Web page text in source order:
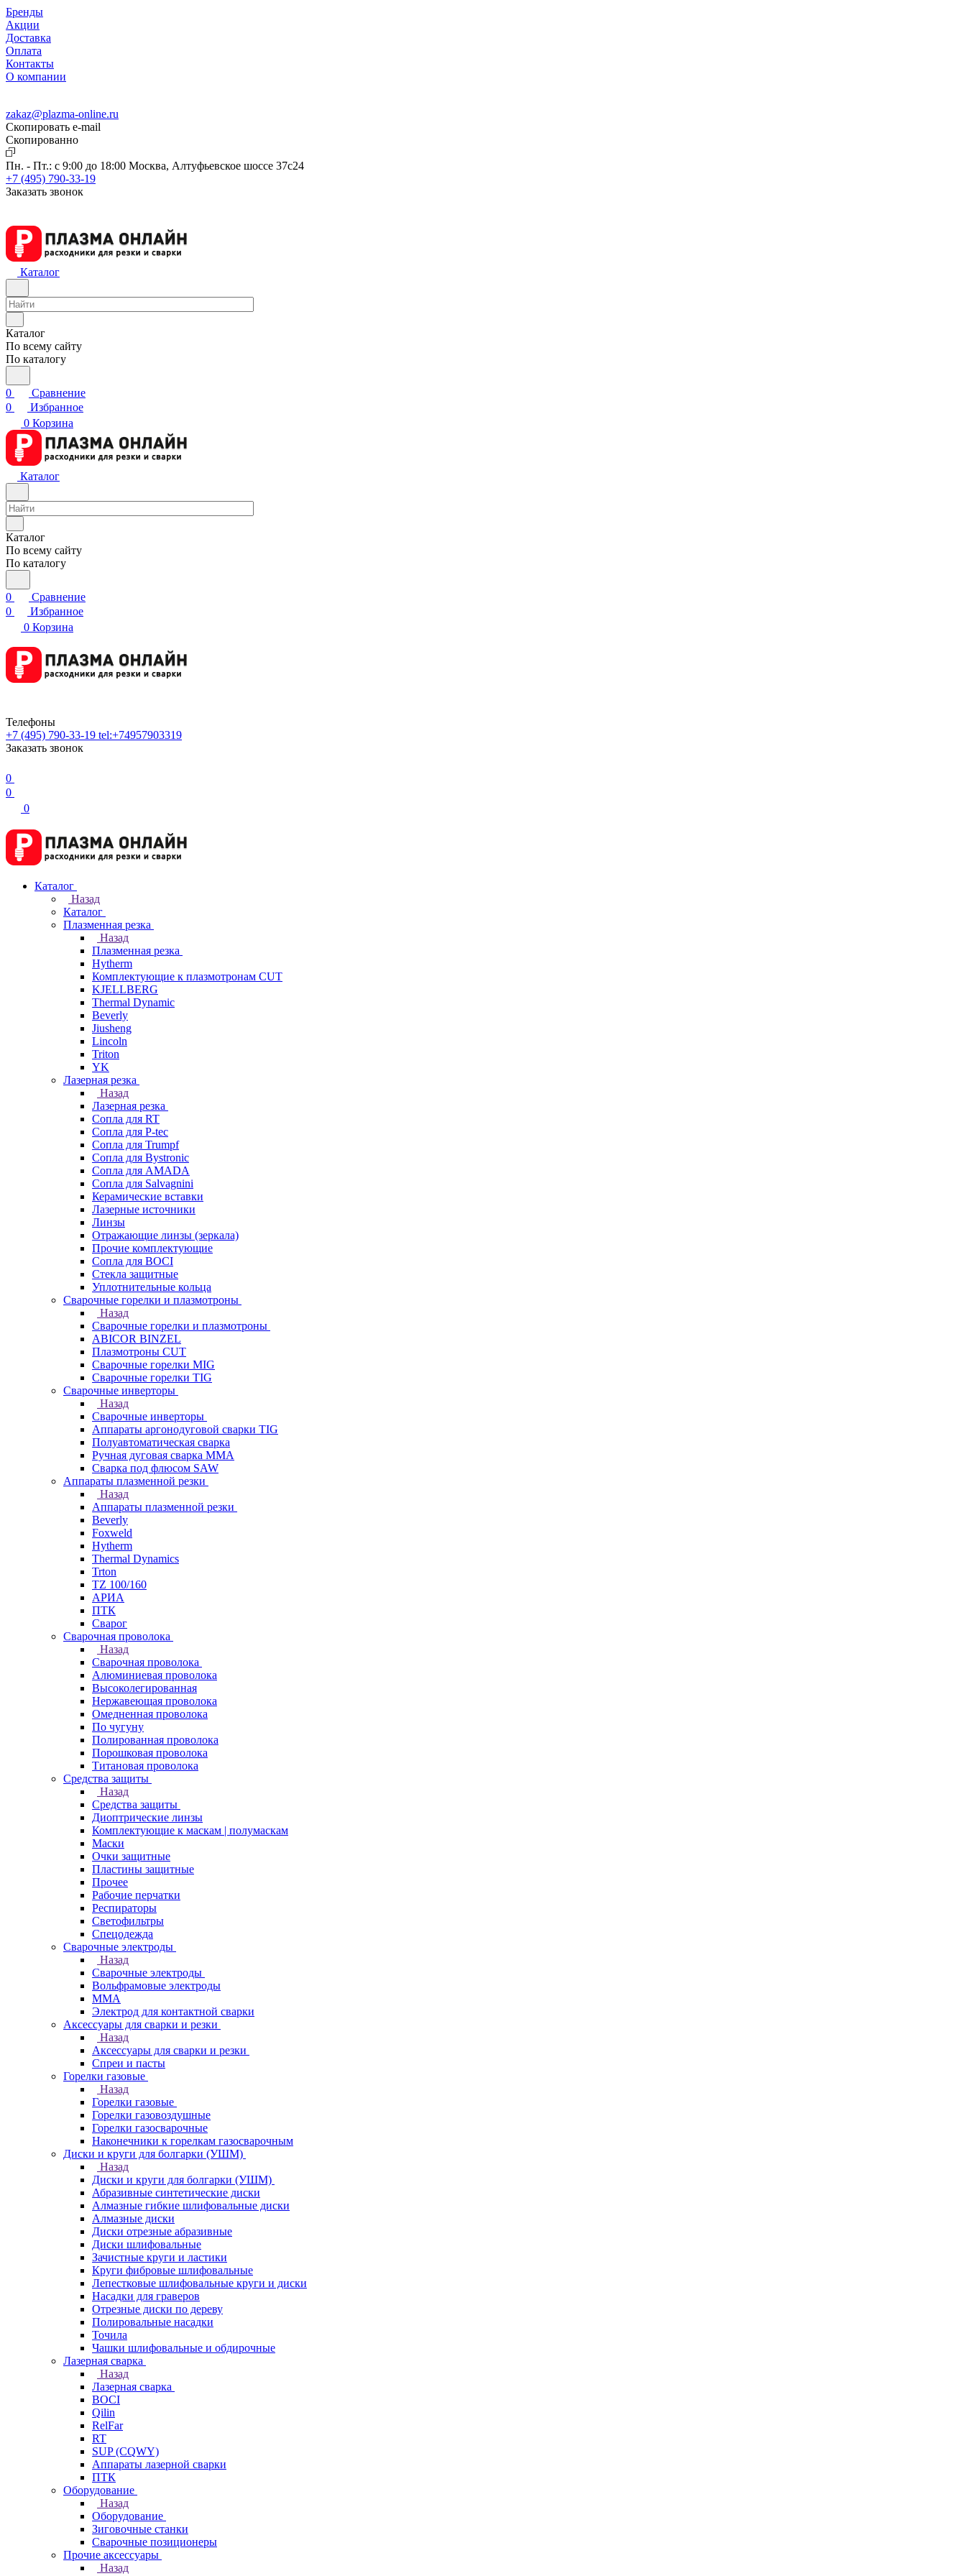
Бренды
Акции
Доставка
Оплата
Контакты
О компании
zakaz@plazma-online.ru
Скопировать e-mail
Cкопированно
Пн. - Пт.: с 9:00 до 18:00 Москва, Алтуфьевское шоссе 37с24
+7 (495) 790-33-19
Заказать звонок
Каталог
Каталог
По всему сайту
По каталогу
0
Сравнение
0
Избранное
0 Корзина
Каталог
Каталог
По всему сайту
По каталогу
0
Сравнение
0
Избранное
0 Корзина
Телефоны
+7 (495) 790-33-19 tel:+74957903319
Заказать звонок
0
0
0
Каталог
Назад
Каталог
Плазменная резка
Назад
Плазменная резка
Hytherm
Комплектующие к плазмотронам CUT
KJELLBERG
Thermal Dynamic
Beverly
Jiusheng
Lincoln
Triton
YK
Лазерная резка
Назад
Лазерная резка
Сопла для RT
Сопла для P-tec
Сопла для Trumpf
Сопла для Bystronic
Сопла для AMADA
Сопла для Salvagnini
Керамические вставки
Лазерные источники
Линзы
Отражающие линзы (зеркала)
Прочие комплектующие
Сопла для BOCI
Стекла защитные
Уплотнительные кольца
Сварочные горелки и плазмотроны
Назад
Сварочные горелки и плазмотроны
ABICOR BINZEL
Плазмотроны CUT
Сварочные горелки MIG
Сварочные горелки TIG
Сварочные инверторы
Назад
Сварочные инверторы
Аппараты аргонодуговой сварки TIG
Полуавтоматическая сварка
Ручная дуговая сварка MMA
Сварка под флюсом SAW
Аппараты плазменной резки
Назад
Аппараты плазменной резки
Beverly
Foxweld
Hytherm
Thermal Dynamics
Trton
TZ 100/160
АРИА
ПТК
Сварог
Сварочная проволока
Назад
Сварочная проволока
Алюминиевая проволока
Высоколегированная
Нержавеющая проволока
Омедненная проволока
По чугуну
Полированная проволока
Порошковая проволока
Титановая проволока
Средства защиты
Назад
Средства защиты
Диоптрические линзы
Комплектующие к маскам | полумаскам
Маски
Очки защитные
Пластины защитные
Прочее
Рабочие перчатки
Респираторы
Светофильтры
Спецодежда
Сварочные электроды
Назад
Сварочные электроды
Вольфрамовые электроды
ММА
Электрод для контактной сварки
Аксессуары для сварки и резки
Назад
Аксессуары для сварки и резки
Спреи и пасты
Горелки газовые
Назад
Горелки газовые
Горелки газовоздушные
Горелки газосварочные
Наконечники к горелкам газосварочным
Диски и круги для болгарки (УШМ)
Назад
Диски и круги для болгарки (УШМ)
Абразивные синтетические диски
Алмазные гибкие шлифовальные диски
Алмазные диски
Диски отрезные абразивные
Диски шлифовальные
Зачистные круги и ластики
Круги фибровые шлифовальные
Лепестковые шлифовальные круги и диски
Насадки для граверов
Отрезные диски по дереву
Полировальные насадки
Точила
Чашки шлифовальные и обдирочные
Лазерная сварка
Назад
Лазерная сварка
BOCI
Qilin
RelFar
RT
SUP (CQWY)
Аппараты лазерной сварки
ПТК
Оборудование
Назад
Оборудование
Зиговочные станки
Сварочные позиционеры
Прочие аксессуары
Назад